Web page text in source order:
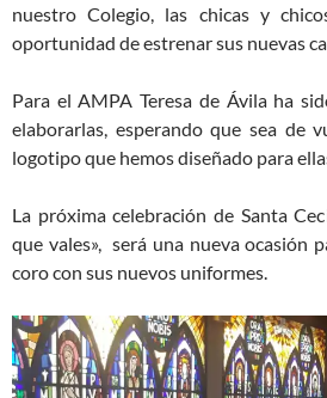
nuestro Colegio, las chicas y
oportunidad de estrenar sus nuevas
Para el AMPA Teresa de Ávila ha
elaborarlas, esperando que sea de
logotipo que hemos diseñado para
La próxima celebración de Santa
que vales», será una nueva ocasión
coro con sus nuevos uniformes.